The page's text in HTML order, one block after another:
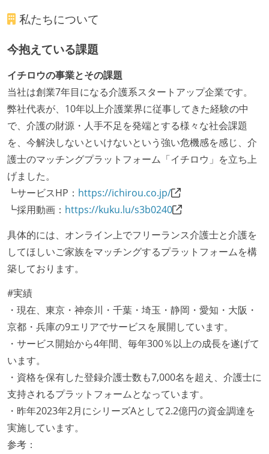
私たちについて
今抱えている課題
イチロウの事業とその課題
当社は創業7年目になる介護系スタートアップ企業です。
弊社代表が、10年以上介護業界に従事してきた経験の中
で、介護の財源・人手不足を発端とする様々な社会課題
を、今解決しないといけないという強い危機感を感じ、介
護士のマッチングプラットフォーム「イチロウ」を立ち上
げました。
┗サービスHP： https://ichirou.co.jp/
┗採用動画： https://kuku.lu/s3b0240
具体的には、オンライン上でフリーランス介護士と介護を
してほしいご家族をマッチングするプラットフォームを構
築しております。
#実績
・現在、東京・神奈川・千葉・埼玉・静岡・愛知・大阪・
京都・兵庫の9エリアでサービスを展開しています。
・サービス開始から4年間、毎年300％以上の成長を遂げて
います。
・資格を保有した登録介護士数も7,000名を超え、介護士に
支持されるプラットフォームとなっています。
・昨年2023年2月にシリーズAとして2.2億円の資金調達を
実施しています。
参考：